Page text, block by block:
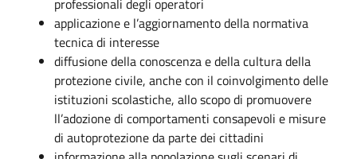
applicazione e l’aggiornamento della normativa
tecnica di interesse
diffusione della conoscenza e della cultura della
protezione civile, anche con il coinvolgimento delle
istituzioni scolastiche, allo scopo di promuovere
ll’adozione di comportamenti consapevoli e misure
di autoprotezione da parte dei cittadini